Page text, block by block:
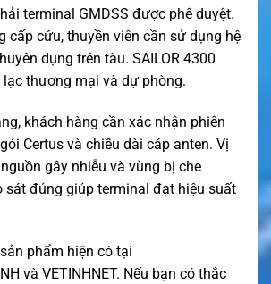
terminal GMDSS được phê duyệt.
cấp cứu, thuyền viên cần sử dụng hệ
dụng trên tàu. SAILOR 4300
thương mại và dự phòng.
khách hàng cần xác nhận phiên
Certus và chiều dài cáp anten. Vị
gây nhiễu và vùng bị che
sát đúng giúp terminal đạt hiệu suất
phẩm hiện có tại
và VETINHNET. Nếu bạn có thắc